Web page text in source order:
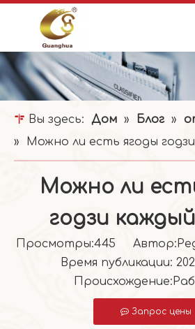
Вы здесь: Дом » Блог »
»
Можно ли есть ягоды
Можно ли
годзи
Просмотры:445
Время публикации:
Происхождение:
Запрос цены